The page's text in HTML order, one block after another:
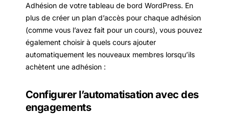
Adhésion de votre tableau de bord WordPress. En
plus de créer un plan d’accès pour chaque adhésion
(comme vous l’avez fait pour un cours), vous pouvez
également choisir à quels cours ajouter
automatiquement les nouveaux membres lorsqu’ils
achètent une adhésion :
Configurer l’automatisation avec des
engagements